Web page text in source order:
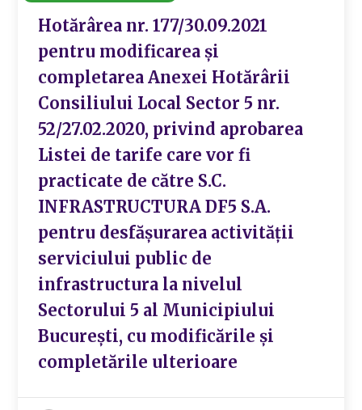
Hotărârea nr. 177/30.09.2021
pentru modificarea și
completarea Anexei Hotărârii
Consiliului Local Sector 5 nr.
52/27.02.2020, privind aprobarea
Listei de tarife care vor fi
practicate de către S.C.
INFRASTRUCTURA DF5 S.A.
pentru desfășurarea activității
serviciului public de
infrastructura la nivelul
Sectorului 5 al Municipiului
București, cu modificările și
completările ulterioare